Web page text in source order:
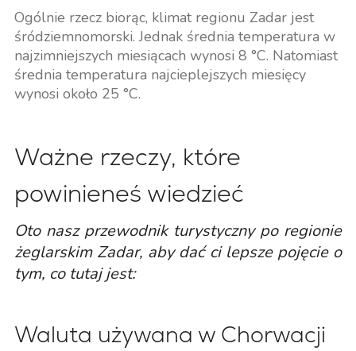
Ogólnie rzecz biorąc, klimat regionu Zadar jest
śródziemnomorski. Jednak średnia temperatura w
najzimniejszych miesiącach wynosi 8 °C. Natomiast
średnia temperatura najcieplejszych miesięcy
wynosi około 25 °C.
Ważne rzeczy, które
powinieneś wiedzieć
Oto nasz przewodnik turystyczny po regionie
żeglarskim Zadar, aby dać ci lepsze pojęcie o
tym, co tutaj jest:
Waluta używana w Chorwacji